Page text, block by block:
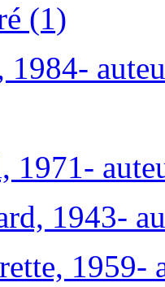
(1)
1984-
1971-
1943-
1959-